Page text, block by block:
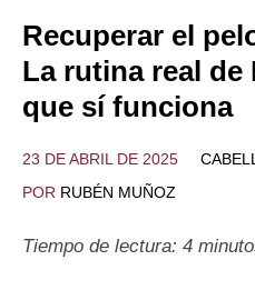
Recuperar el
La rutina real de
que sí funciona
23 DE ABRIL DE 2025
POR RUBÉN MUÑOZ
Tiempo de lectura: 4